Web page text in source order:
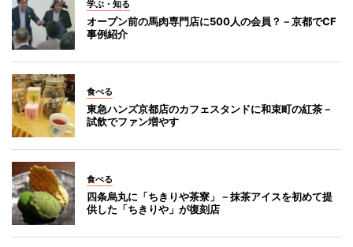
学ぶ・知る
オープン前の馬肉専門店に500人の会員？－京都でCF
事例紹介
食べる
東急ハンズ京都店のカフェスタンドに和束町の紅茶－
試飲でファン増やす
食べる
四条烏丸に「ちきりや茶寮」－抹茶アイスを初めて提
供した「ちきりや」が復刻店